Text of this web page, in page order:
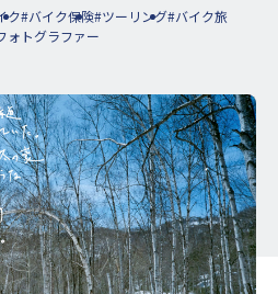
ク#バイク保険#ツーリング#バイク旅
ォトグラファー